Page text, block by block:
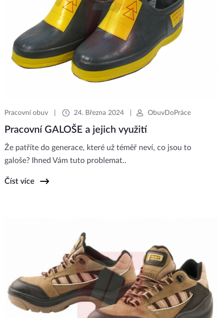
Pracovní obuv| 24. Března 2024| ObuvDoPráce
Pracovní GALOŠE a jejich využití
Že patříte do generace, které už téměř neví, co jsou to
galoše? Ihned Vám tuto problemat..
Číst více